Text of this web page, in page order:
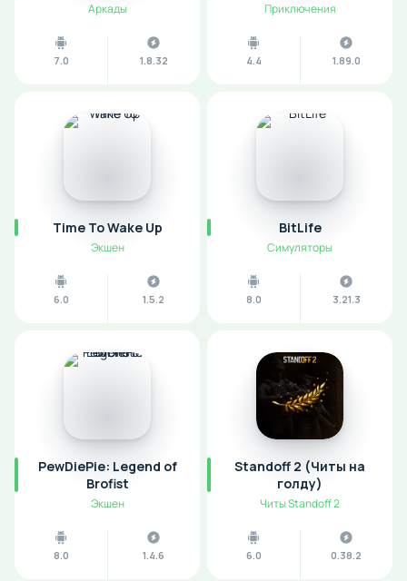
Аркады
7.0 1.8.32
Приключения
4.4 1.89.0
Time To Wake Up
Экшен
6.0 1.5.2
BitLife
Симуляторы
8.0 3.21.3
PewDiePie: Legend of
Brofist
Экшен
8.0 1.4.6
Standoff 2 (Читы на
голду)
Читы Standoff 2
6.0 0.38.2